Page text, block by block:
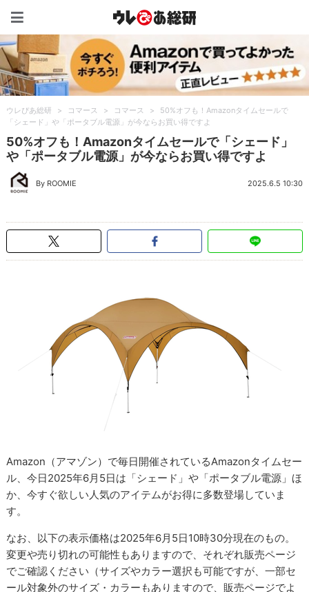
ウレぴあ総研 > コマース > コマース >
50%オフも！Amazonタイムセールで
「シェード」や「ポータブル電源」が今ならお買い得ですよ
50%オフも！Amazonタイムセールで「シェード」
や「ポータブル電源」が今ならお買い得ですよ
By ROOMIE 2025.6.5 10:30
Amazon（アマゾン）で毎日開催されているAmazonタイムセー
ル、今日2025年6月5日は「シェード」や「ポータブル電源」ほ
か、今すぐ欲しい人気のアイテムがお得に多数登場していま
す。
なお、以下の表示価格は2025年6月5日10時30分現在のもの。
変更や売り切れの可能性もありますので、それぞれ販売ページ
でご確認ください（サイズやカラー選択も可能ですが、一部セ
ール対象外のサイズ・カラーもありますので、販売ページでよ